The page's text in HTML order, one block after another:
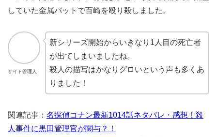
していた金属バットで百崎を殴り殺しました。
サイト管理人
新シリーズ開始からいきなり1人目の死亡者
が出てしまいましたね。
殺人の描写はかなりグロいという声も多くあ
りました！
関連記事： 名探偵コナン最新1014話ネタバレ・感想！殺
人事件に黒田管理官が関与？！